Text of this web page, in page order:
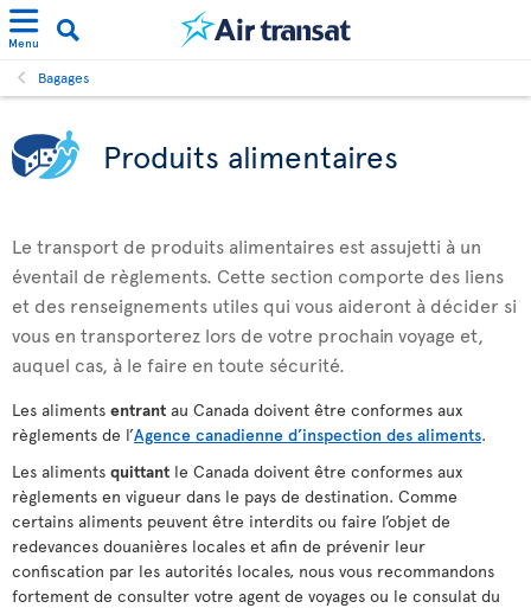
Menu
Bagages
Produits alimentaires
Le transport de produits alimentaires est assujetti à un
éventail de règlements. Cette section comporte des liens
et des renseignements utiles qui vous aideront à décider si
vous en transporterez lors de votre prochain voyage et,
auquel cas, à le faire en toute sécurité.
Les aliments entrant au Canada doivent être conformes aux
règlements de l’Agence canadienne d’inspection des aliments.
Les aliments quittant le Canada doivent être conformes aux
règlements en vigueur dans le pays de destination. Comme
certains aliments peuvent être interdits ou faire l’objet de
redevances douanières locales et afin de prévenir leur
confiscation par les autorités locales, nous vous recommandons
fortement de consulter votre agent de voyages ou le consulat du